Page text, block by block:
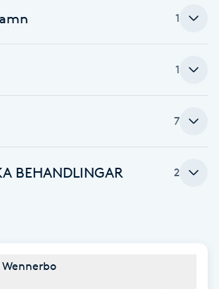
1
1
7
BEHANDLINGAR 2
Agneta Wennerbo